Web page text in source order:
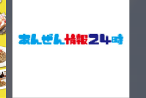
新しました。
しました。
医療ナビの情報を更新しまし